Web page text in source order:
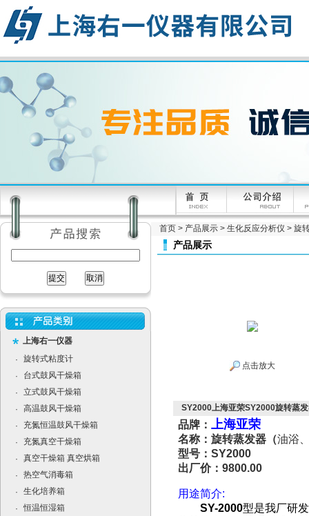
上海右一仪器
·
旋转式粘度计
·
台式鼓风干燥箱
·
立式鼓风干燥箱
·
高温鼓风干燥箱
·
充氮恒温鼓风干燥箱
·
充氮真空干燥箱
·
真空干燥箱 真空烘箱
·
热空气消毒箱
·
生化培养箱
·
恒温恒湿箱
首页 > 产品展示 > 生化反应分析仪 > 旋
产品展示
点击放大
SY2000上海亚荣SY2000旋转蒸
品牌： 上海亚荣
名称：旋转蒸发器（油浴
型号：SY2000
出厂价：9800.00
用途简介:
SY-2000型是我厂研